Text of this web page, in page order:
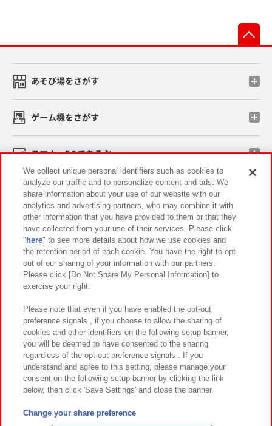
あそび場をさがす
ゲーム機をさがす
スマホ・PCであそぶ
イベント・キャンペーン
関連会社 サステナビリティ サイトポリシー
プライバシーポリシー ウェブアクセシビリティ方針と検証結果
お取引先さまとともに
カスタマーハラスメント対応方針 よくあるご質問・お問い合わせ
©Bandai Namco Amusement Inc.
©Bandai Namco Amusement Lab Inc.
We collect unique personal identifiers such as cookies to
analyze our traffic and to personalize content and ads. We
share information about your use of our website with our
analytics and advertising partners, who may combine it with
other information that you have provided to them or that they
have collected from your use of their services. Please click
" here" to see more details about how we use cookies and
the retention period of each cookie. You have the right to opt
out of our sharing of your information with our partners.
Please click [Do Not Share My Personal Information] to
exercise your right.
Please note that even if you have enabled the opt-out
preference signals , if you choose to allow the sharing of
cookies and other identifiers on the following setup banner,
you will be deemed to have consented to the sharing
regardless of the opt-out preference signals . If you
understand and agree to this setting, please manage your
consent on the following setup banner by clicking the link
below, then click 'Save Settings' and close the banner.
Change your share preference